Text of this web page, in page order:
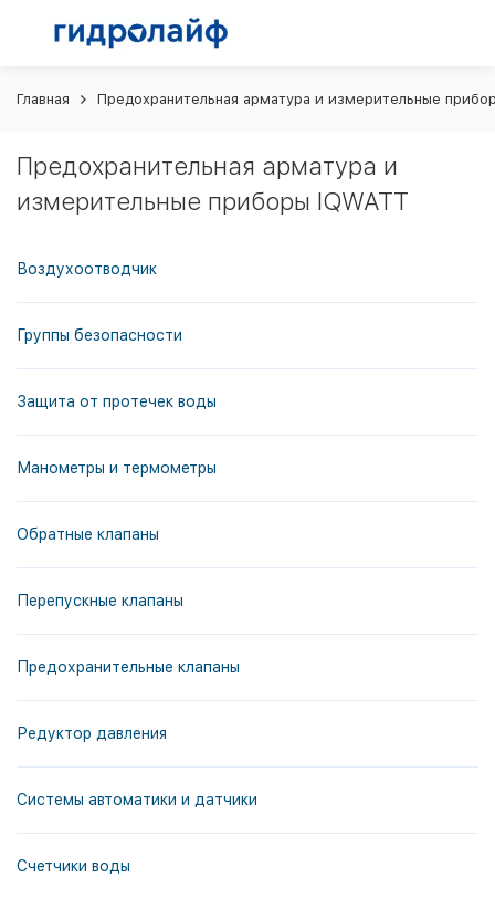
Главная Предохранительная арматура и измерительные
Предохранительная арматура и
измерительные приборы IQWATT
Воздухоотводчик
Группы безопасности
Защита от протечек воды
Манометры и термометры
Обратные клапаны
Перепускные клапаны
Предохранительные клапаны
Редуктор давления
Системы автоматики и датчики
Счетчики воды